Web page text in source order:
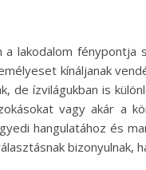
lakodalom
kínáljanak
ízvilágukban is
vagy akár a
hangulatához és
bizonyulnak,